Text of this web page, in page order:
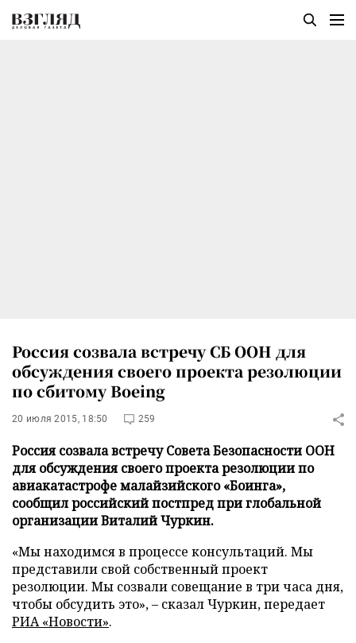
Россия созвала встречу СБ ООН для
обсуждения своего проекта резолюции
по сбитому Boeing
20 июля 2015, 18:50 259
Россия созвала встречу Совета Безопасности ООН
для обсуждения своего проекта резолюции по
авиакатастрофе малайзийского «Боинга»,
сообщил российский постпред при глобальной
организации Виталий Чуркин.
«Мы находимся в процессе консультаций. Мы
представили свой собственный проект
резолюции. Мы созвали совещание в три часа дня,
чтобы обсудить это», – сказал Чуркин, передает
РИА «Новости».